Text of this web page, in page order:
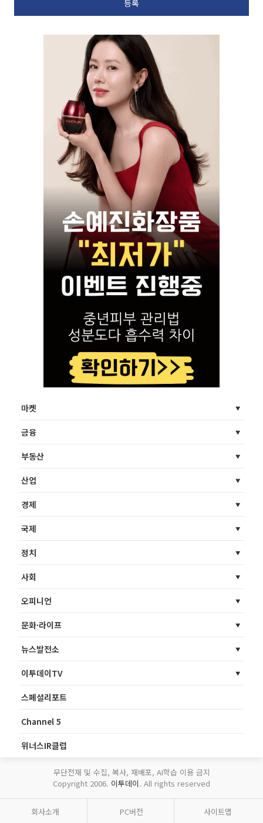
마켓
금융
부동산
산업
경제
국제
정치
사회
오피니언
문화·라이프
뉴스발전소
이투데이TV
스페셜리포트
Channel 5
위너스IR클럽
무단전재 및 수집, 복사, 재배포, AI학습 이용 금지
Copyright 2006. 이투데이. All rights reserved
회사소개 PC버전 사이트맵